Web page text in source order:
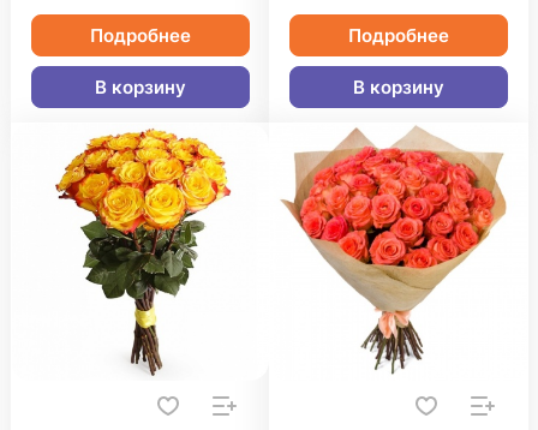
Подробнее
В корзину
Подробнее
В корзину